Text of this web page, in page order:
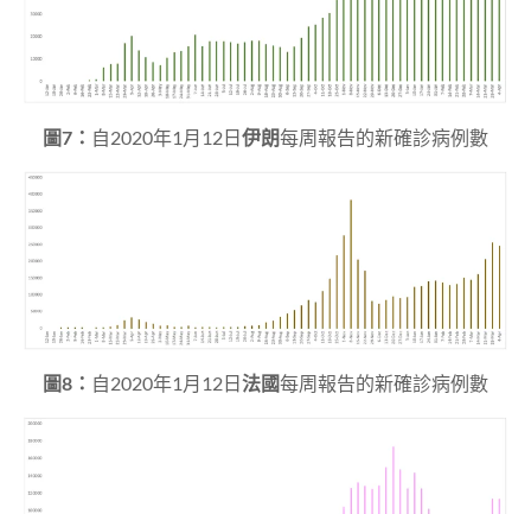
圖7： 自2020年1月12日伊朗每周報告的新確診病例數
圖8： 自2020年1月12日法國每周報告的新確診病例數